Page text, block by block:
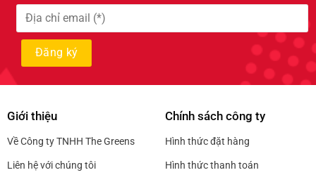
Giới thiệu
Về Công ty TNHH The Greens
Liên hệ với chúng tôi
Chính sách công ty
Hình thức đặt hàng
Hình thức thanh toán